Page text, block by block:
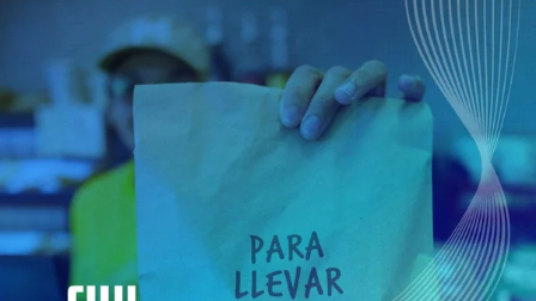
“Hamburguesa Bingo” se realizará
este viernes 7 de agosto
Polideportivo 06 de agosto de 2026